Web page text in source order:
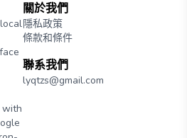
with
關於我們
隱私政策
條款和條件
聯系我們
lyqtzs@gmail.com